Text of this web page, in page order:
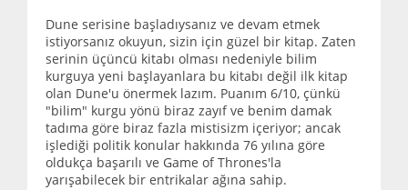
Dune serisine başladıysanız ve devam etmek
istiyorsanız okuyun, sizin için güzel bir kitap. Zaten
serinin üçüncü kitabı olması nedeniyle bilim
kurguya yeni başlayanlara bu kitabı değil ilk kitap
olan Dune'u önermek lazım. Puanım 6/10, çünkü
"bilim" kurgu yönü biraz zayıf ve benim damak
tadıma göre biraz fazla mistisizm içeriyor; ancak
işlediği politik konular hakkında 76 yılına göre
oldukça başarılı ve Game of Thrones'la
yarışabilecek bir entrikalar ağına sahip.